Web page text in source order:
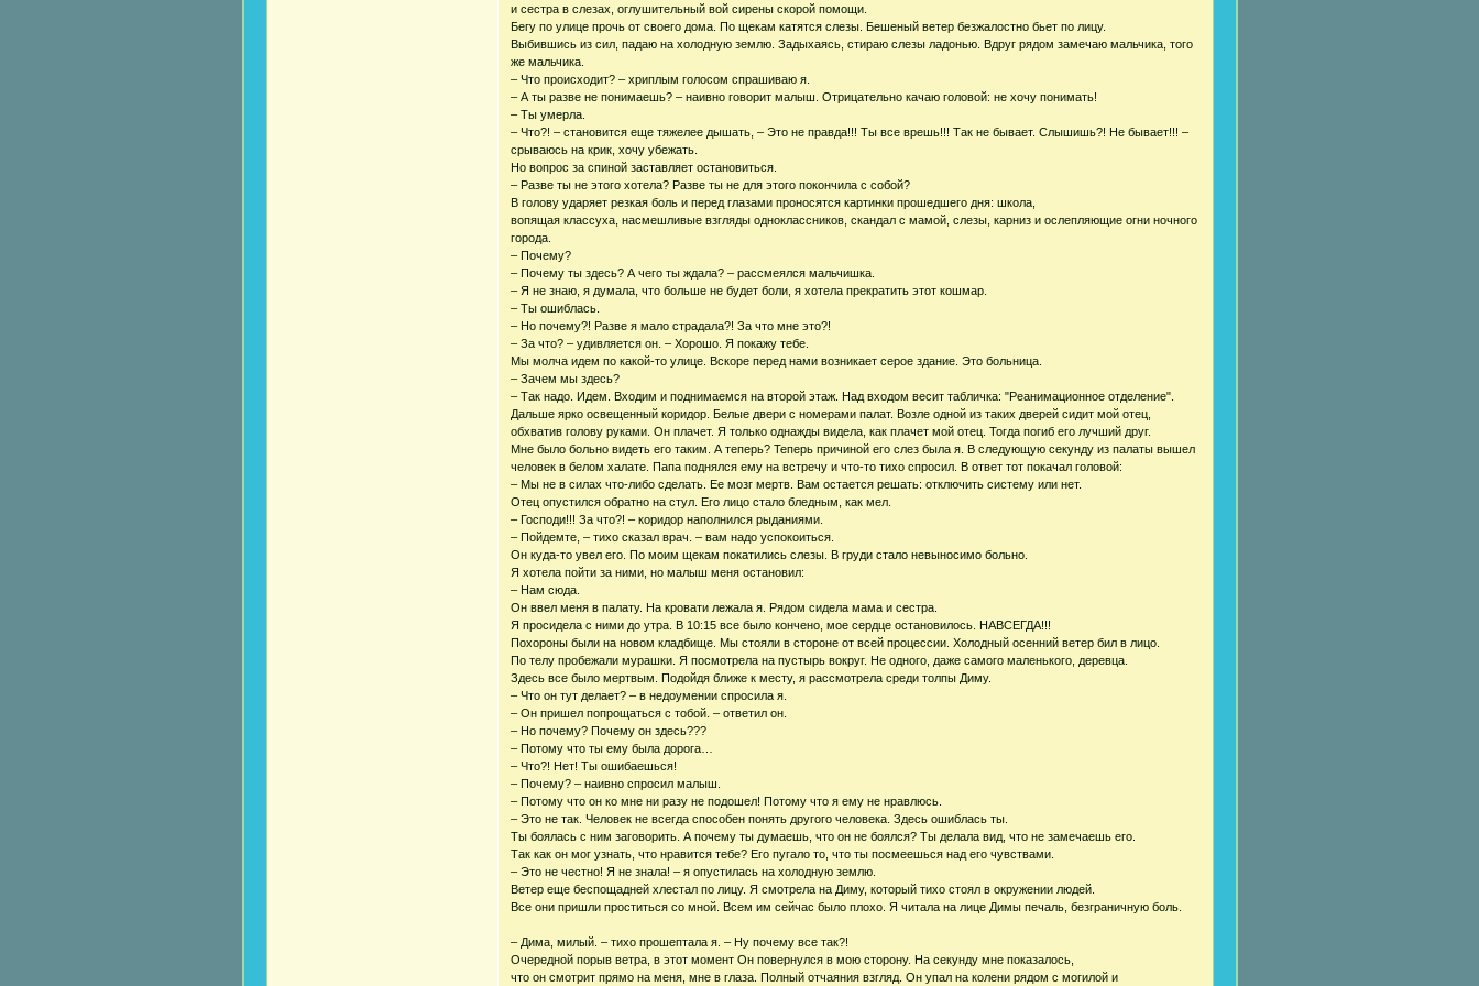
и сестра в слезах, оглушительный вой сирены скорой помощи.
Бегу по улице прочь от своего дома. По щекам катятся слезы. Бешеный ветер безжалостно бьет по лицу.
Выбившись из сил, падаю на холодную землю. Задыхаясь, стираю слезы ладонью. Вдруг рядом замечаю мальчика, того
же мальчика.
– Что происходит? – хриплым голосом спрашиваю я.
– А ты разве не понимаешь? – наивно говорит малыш. Отрицательно качаю головой: не хочу понимать!
– Ты умерла.
– Что?! – становится еще тяжелее дышать, – Это не правда!!! Ты все врешь!!! Так не бывает. Слышишь?! Не бывает!!! –
срываюсь на крик, хочу убежать.
Но вопрос за спиной заставляет остановиться.
– Разве ты не этого хотела? Разве ты не для этого покончила с собой?
В голову ударяет резкая боль и перед глазами проносятся картинки прошедшего дня: школа,
вопящая классуха, насмешливые взгляды одноклассников, скандал с мамой, слезы, карниз и ослепляющие огни ночного
города.
– Почему?
– Почему ты здесь? А чего ты ждала? – рассмеялся мальчишка.
– Я не знаю, я думала, что больше не будет боли, я хотела прекратить этот кошмар.
– Ты ошиблась.
– Но почему?! Разве я мало страдала?! За что мне это?!
– За что? – удивляется он. – Хорошо. Я покажу тебе.
Мы молча идем по какой-то улице. Вскоре перед нами возникает серое здание. Это больница.
– Зачем мы здесь?
– Так надо. Идем. Входим и поднимаемся на второй этаж. Над входом весит табличка: "Реанимационное отделение".
Дальше ярко освещенный коридор. Белые двери с номерами палат. Возле одной из таких дверей сидит мой отец,
обхватив голову руками. Он плачет. Я только однажды видела, как плачет мой отец. Тогда погиб его лучший друг.
Мне было больно видеть его таким. А теперь? Теперь причиной его слез была я. В следующую секунду из палаты вышел
человек в белом халате. Папа поднялся ему на встречу и что-то тихо спросил. В ответ тот покачал головой:
– Мы не в силах что-либо сделать. Ее мозг мертв. Вам остается решать: отключить систему или нет.
Отец опустился обратно на стул. Его лицо стало бледным, как мел.
– Господи!!! За что?! – коридор наполнился рыданиями.
– Пойдемте, – тихо сказал врач. – вам надо успокоиться.
Он куда-то увел его. По моим щекам покатились слезы. В груди стало невыносимо больно.
Я хотела пойти за ними, но малыш меня остановил:
– Нам сюда.
Он ввел меня в палату. На кровати лежала я. Рядом сидела мама и сестра.
Я просидела с ними до утра. В 10:15 все было кончено, мое сердце остановилось. НАВСЕГДА!!!
Похороны были на новом кладбище. Мы стояли в стороне от всей процессии. Холодный осенний ветер бил в лицо.
По телу пробежали мурашки. Я посмотрела на пустырь вокруг. Не одного, даже самого маленького, деревца.
Здесь все было мертвым. Подойдя ближе к месту, я рассмотрела среди толпы Диму.
– Что он тут делает? – в недоумении спросила я.
– Он пришел попрощаться с тобой. – ответил он.
– Но почему? Почему он здесь???
– Потому что ты ему была дорога…
– Что?! Нет! Ты ошибаешься!
– Почему? – наивно спросил малыш.
– Потому что он ко мне ни разу не подошел! Потому что я ему не нравлюсь.
– Это не так. Человек не всегда способен понять другого человека. Здесь ошиблась ты.
Ты боялась с ним заговорить. А почему ты думаешь, что он не боялся? Ты делала вид, что не замечаешь его.
Так как он мог узнать, что нравится тебе? Его пугало то, что ты посмеешься над его чувствами.
– Это не честно! Я не знала! – я опустилась на холодную землю.
Ветер еще беспощадней хлестал по лицу. Я смотрела на Диму, который тихо стоял в окружении людей.
Все они пришли проститься со мной. Всем им сейчас было плохо. Я читала на лице Димы печаль, безграничную боль.
– Дима, милый. – тихо прошептала я. – Ну почему все так?!
Очередной порыв ветра, в этот момент Он повернулся в мою сторону. На секунду мне показалось,
что он смотрит прямо на меня, мне в глаза. Полный отчаяния взгляд. Он упал на колени рядом с могилой и